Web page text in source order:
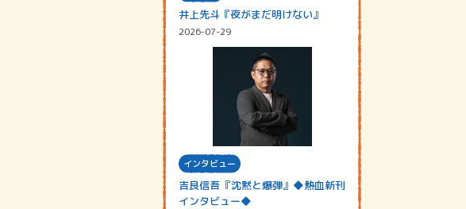
井上先斗『夜がまだ明けない』
2026-07-29
インタビュー
吉良信吾『沈黙と爆弾』◆熱血新刊
インタビュー◆